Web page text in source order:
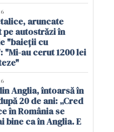
aruncate
autostrăzi în
"baieții cu
"Mi-au cerut 1200 lei
Anglia, întoarsă în
20 de ani: „Cred
în România se
bine ca în Anglia. E